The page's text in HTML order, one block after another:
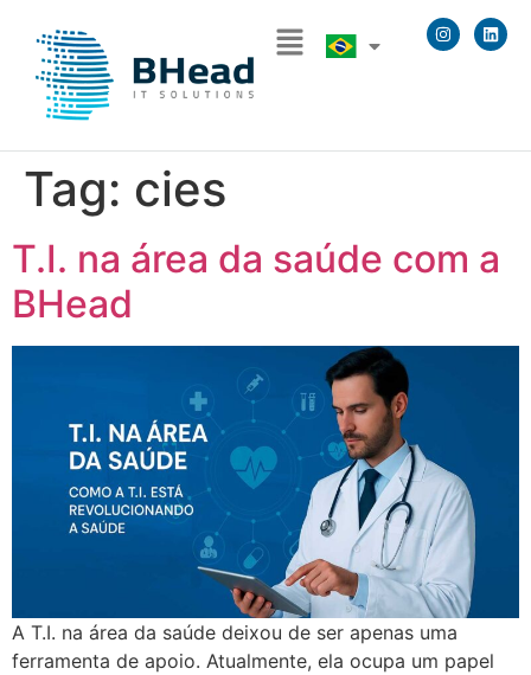
Tag: cies
T.I. na área da saúde com a
BHead
A T.I. na área da saúde deixou de ser apenas uma
ferramenta de apoio. Atualmente, ela ocupa um papel